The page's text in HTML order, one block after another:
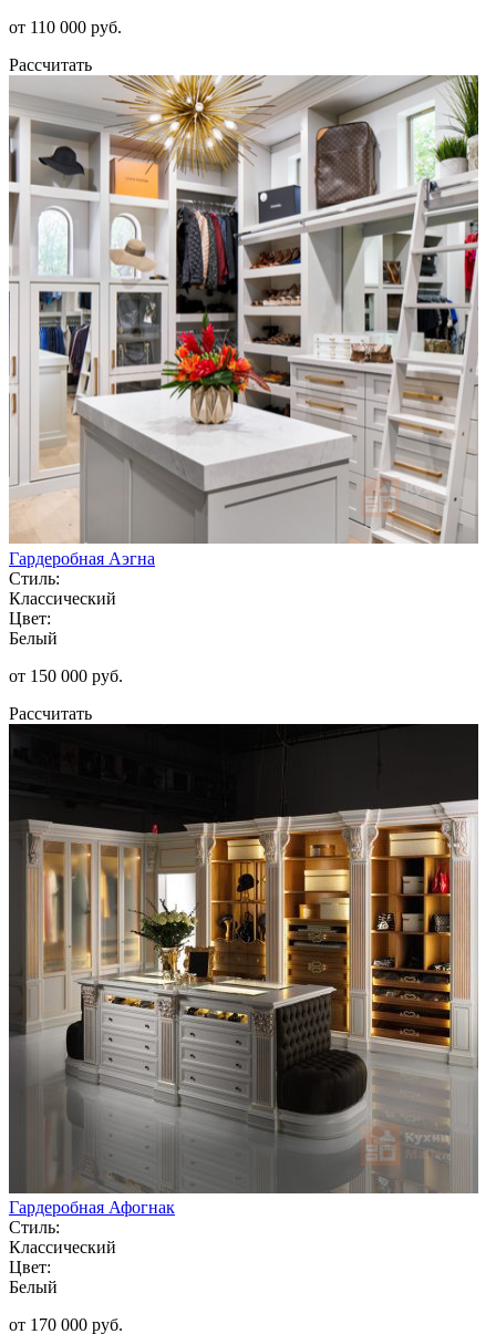
от 110 000 руб.
Рассчитать
Гардеробная Аэгна
Стиль:
Классический
Цвет:
Белый
от 150 000 руб.
Рассчитать
Гардеробная Афогнак
Стиль:
Классический
Цвет:
Белый
от 170 000 руб.